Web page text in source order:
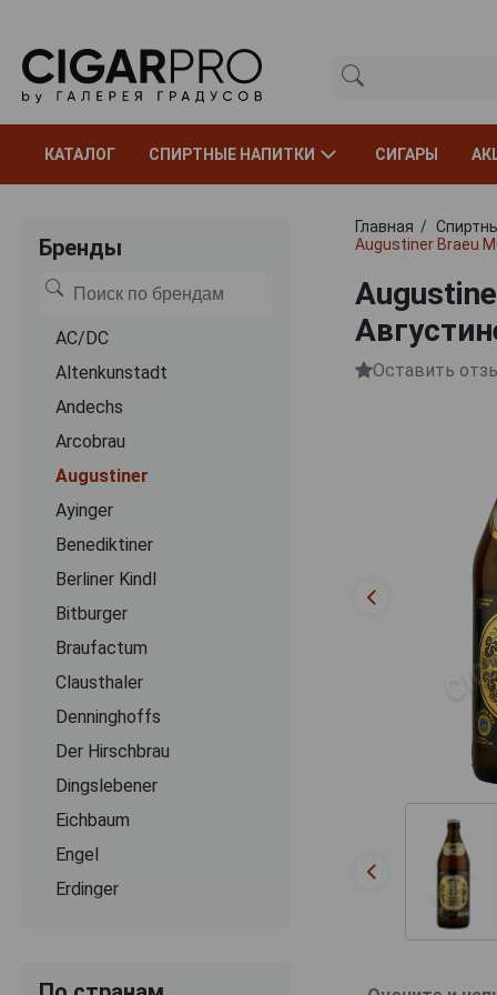
КАТАЛОГ СПИРТНЫЕ НАПИТКИ СИГАРЫ
Бренды
AC/DC
Altenkunstadt
Andechs
Arcobrau
Augustiner
Ayinger
Benediktiner
Berliner Kindl
Bitburger
Braufactum
Clausthaler
Denninghoffs
Der Hirschbrau
Dingslebener
Eichbaum
Engel
Erdinger
Главная
Augustiner Braeu
Оставить